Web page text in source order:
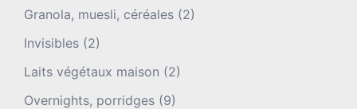
Granola, muesli, céréales (2)
Invisibles (2)
Laits végétaux maison (2)
Overnights, porridges (9)